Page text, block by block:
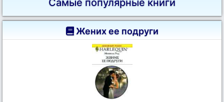
Самые популярные книги
Жених ее подруги